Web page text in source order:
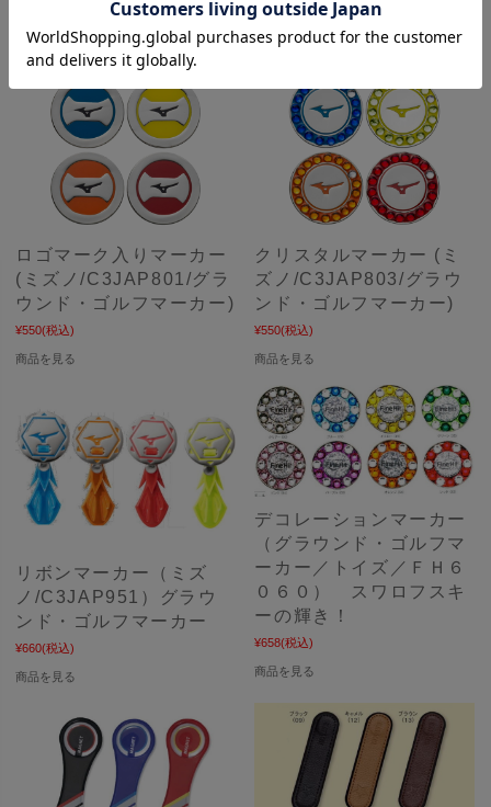
¥528(税込)
商品を見る
ロゴマーク入りマーカー
(ミズノ/C3JAP801/グラ
ウンド・ゴルフマーカー)
¥550(税込)
商品を見る
クリスタルマーカー (ミ
ズノ/C3JAP803/グラウ
ンド・ゴルフマーカー)
¥550(税込)
商品を見る
リボンマーカー（ミズ
ノ/C3JAP951）グラウ
ンド・ゴルフマーカー
¥660(税込)
商品を見る
デコレーションマーカー
（グラウンド・ゴルフマ
ーカー／トイズ／ＦＨ６
０６０） スワロフスキ
ーの輝き！
¥658(税込)
商品を見る